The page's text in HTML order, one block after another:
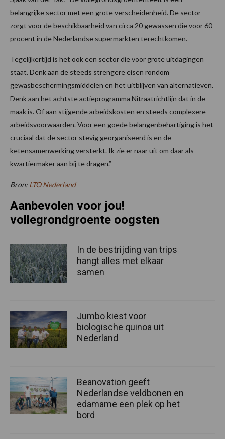
belangrijke sector met een grote verscheidenheid. De sector
zorgt voor de beschikbaarheid van circa 20 gewassen die voor 60
procent in de Nederlandse supermarkten terechtkomen.
Tegelijkertijd is het ook een sector die voor grote uitdagingen
staat. Denk aan de steeds strengere eisen rondom
gewasbeschermingsmiddelen en het uitblijven van alternatieven.
Denk aan het achtste actieprogramma Nitraatrichtlijn dat in de
maak is. Of aan stijgende arbeidskosten en steeds complexere
arbeidsvoorwaarden. Voor een goede belangenbehartiging is het
cruciaal dat de sector stevig georganiseerd is en de
ketensamenwerking versterkt. Ik zie er naar uit om daar als
kwartiermaker aan bij te dragen.”
Bron: LTO Nederland
Aanbevolen voor jou!
vollegrondgroente oogsten
In de bestrijding van trips
hangt alles met elkaar
samen
Jumbo kiest voor
biologische quinoa uit
Nederland
Beanovation geeft
Nederlandse veldbonen en
edamame een plek op het
bord